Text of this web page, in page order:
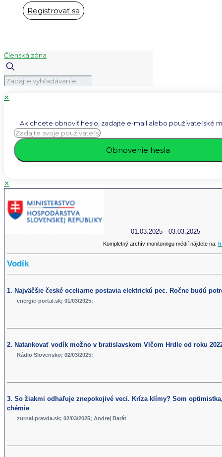
Registrovať sa
Členská zóna
✕
Ak chcete obnoviť heslo, zadajte e-mail alebo používateľské
✕
01.03.2025 - 03.03.2025
Kompletný archív monitoringu médií nájdete na:
Vodík
1. Najväčšie české oceliarne postavia elektrickú pec. Ročne budú
energie-portal.sk; 01/03/2025;
2. Natankovať vodík možno v bratislavskom Vlčom Hrdle od roku
Rádio Slovensko; 02/03/2025;
3. So žiakmi odhaľuje znepokojivé veci. Kríza klímy? Som
chémie
zurnal.pravda.sk; 02/03/2025; Andrej Barát